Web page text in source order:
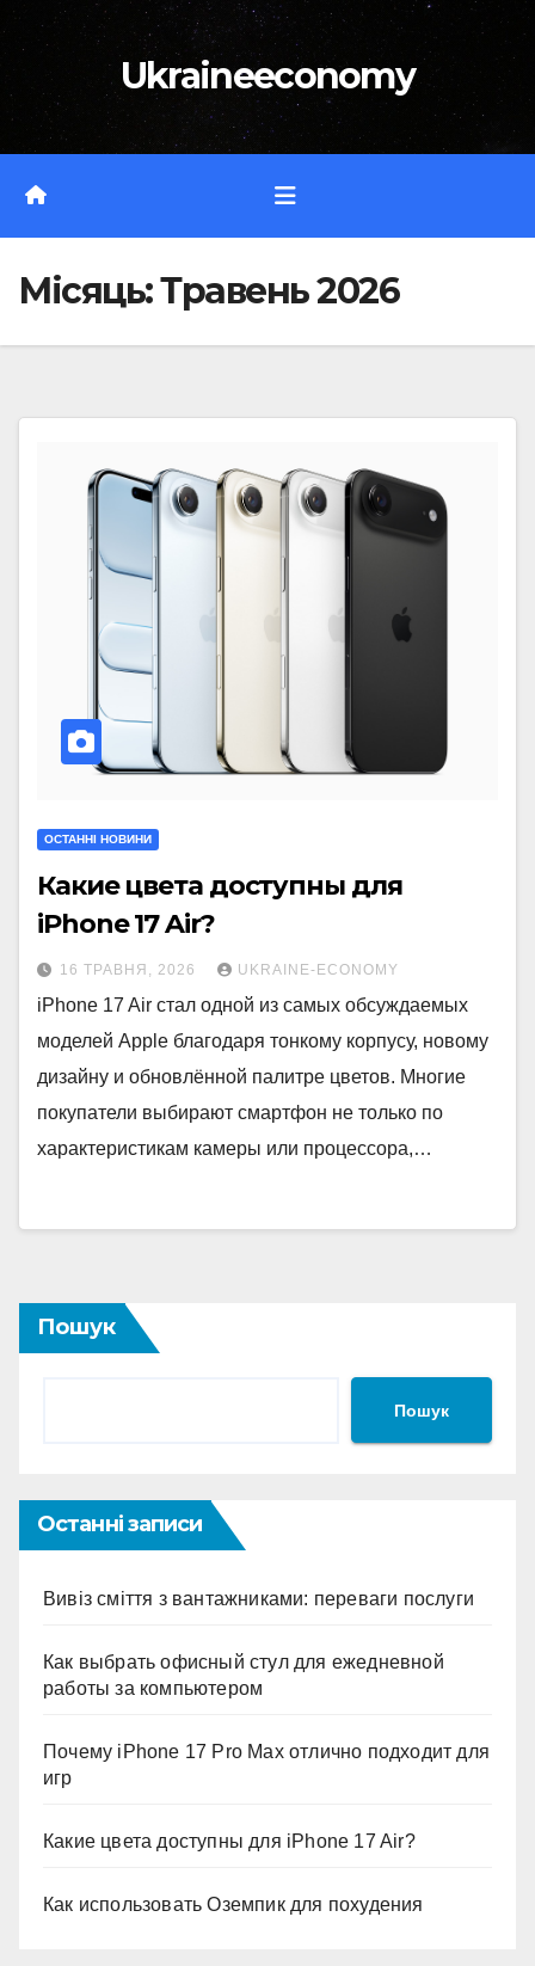
Перейти
Ukraineeconomy
Місяць:Травень 2026
ОСТАННІ НОВИНИ
Какие цвета доступны для
iPhone 17 Air?
16 ТРАВНЯ, 2026 UKRAINE-ECONOMY
iPhone 17 Air стал одной из самых обсуждаемых
моделей Apple благодаря тонкому корпусу, новому
дизайну и обновлённой палитре цветов. Многие
покупатели выбирают смартфон не только по
характеристикам камеры или процессора,…
Пошук
Пошук
Останні записи
Вивіз сміття з вантажниками: переваги послуги
Как выбрать офисный стул для ежедневной
работы за компьютером
Почему iPhone 17 Pro Max отлично подходит для
игр
Какие цвета доступны для iPhone 17 Air?
Как использовать Оземпик для похудения